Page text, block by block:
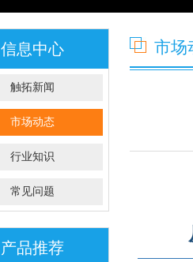
信息中心
触拓新闻
市场动态
行业知识
常见问题
产品推荐
市场